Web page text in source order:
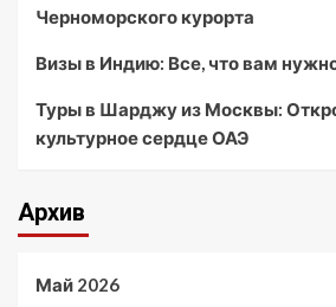
Черноморского курорта
Визы в Индию: Все, что вам
Туры в Шарджу из Москвы:
культурное сердце ОАЭ
Архив
Май 2026